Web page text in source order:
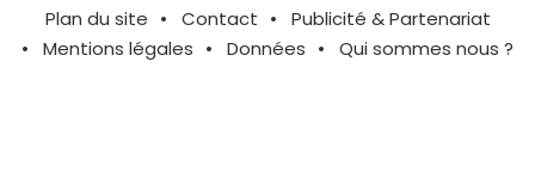
Plan du site Contact
Publicité & Partenariat
Mentions légales
Données Qui sommes nous ?